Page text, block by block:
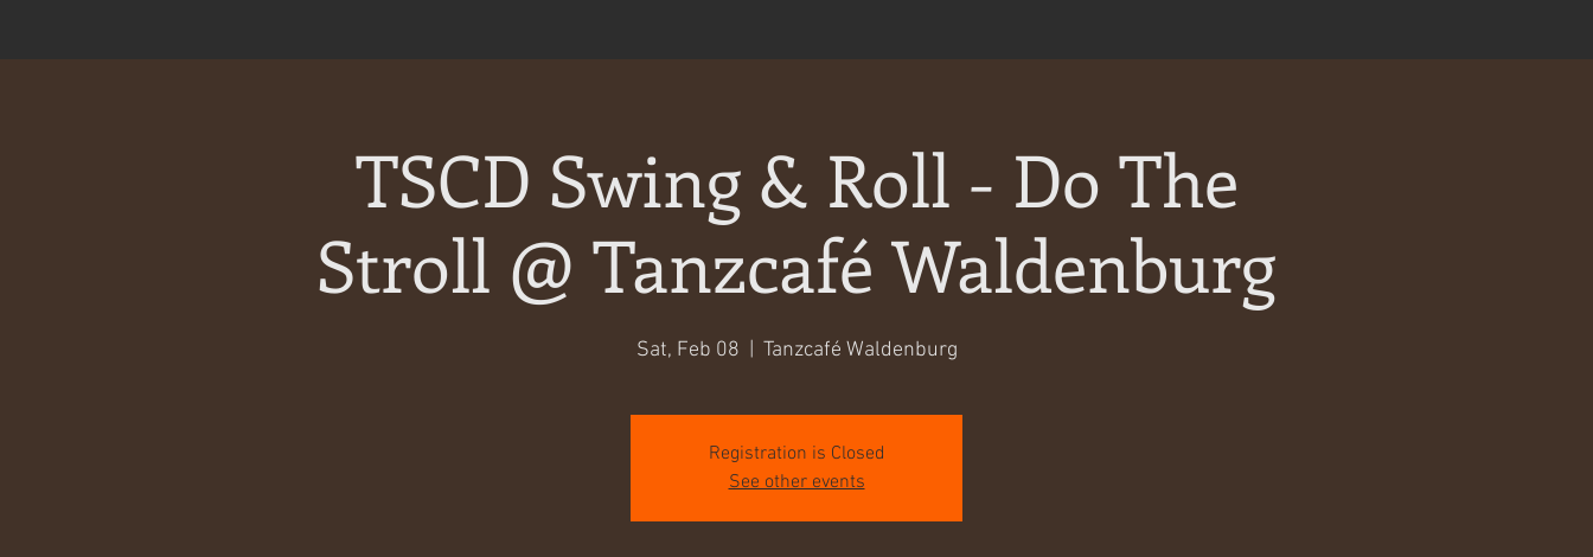
TSCD Swing & Roll - Do The
Stroll @ Tanzcafé Waldenburg
Sat, Feb 08 Tanzcafé Waldenburg
Registration is Closed
See other events